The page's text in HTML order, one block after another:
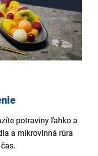
potraviny ľahko a
a mikrovlnná rúra